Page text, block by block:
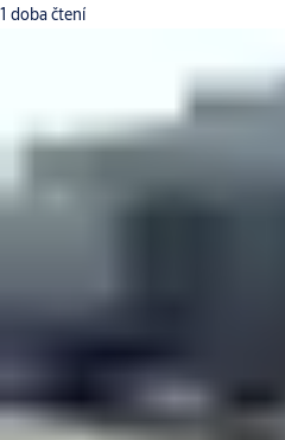
1 doba čtení